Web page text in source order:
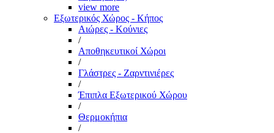
view more
Εξωτερικός Χώρος - Κήπος
Αιώρες - Κούνιες
/
Αποθηκευτικοί Χώροι
/
Γλάστρες - Ζαρντινιέρες
/
Έπιπλα Εξωτερικού Χώρου
/
Θερμοκήπια
/